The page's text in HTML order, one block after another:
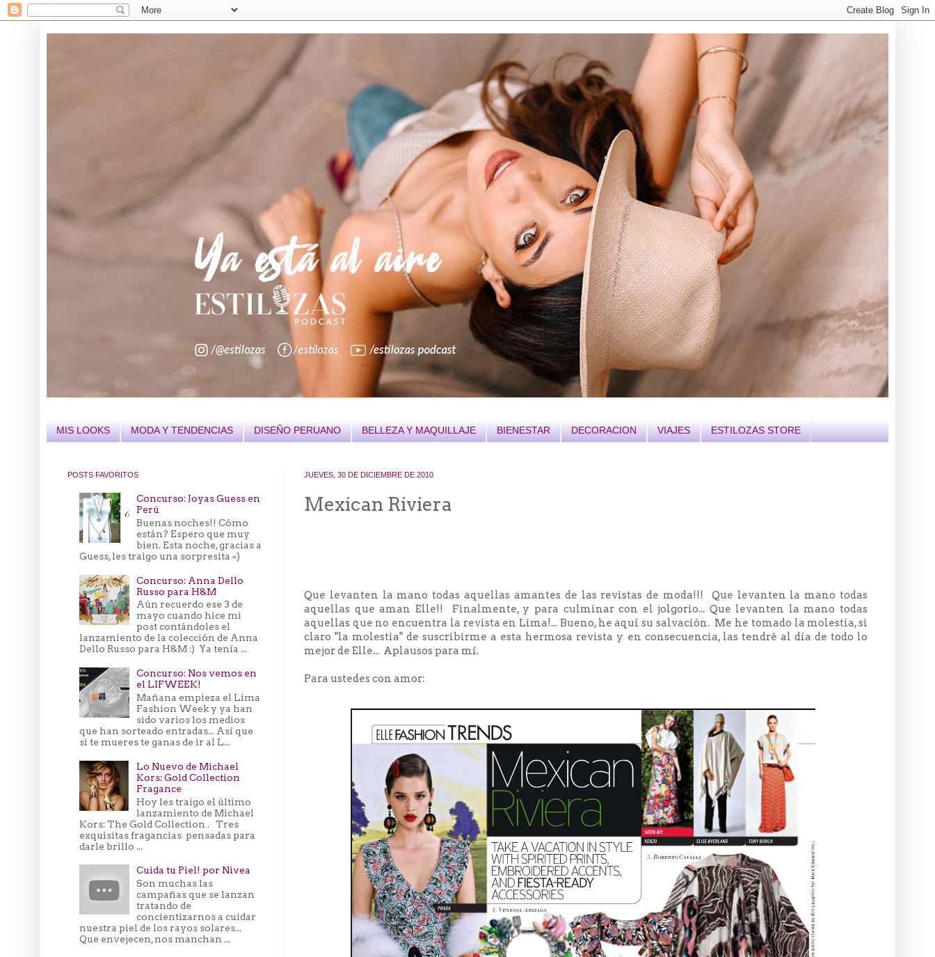
MIS LOOKS MODA Y TENDENCIAS DISEÑO PERUANO BELLEZA Y MAQUILLAJE BIENESTAR DECORACION VIAJES ESTILOZAS STORE
JUEVES, 30 DE DICIEMBRE DE 2010
Mexican Riviera
Que levanten la mano todas aquellas amantes de las revistas de moda!!! Que levanten la mano todas
aquellas que aman Elle!! Finalmente, y para culminar con el jolgorio... Que levanten la mano todas
aquellas que no encuentra la revista en Lima!... Bueno, he aquí su salvación. Me he tomado la molestia, si
claro "la molestia" de suscribirme a esta hermosa revista y en consecuencia, las tendré al día de todo lo
mejor de Elle... Aplausos para mí.
Para ustedes con amor:
POSTS FAVORITOS
Concurso: Joyas Guess en
Perú
Buenas noches!! Cómo
están? Espero que muy
bien. Esta noche, gracias a
Guess, les traigo una sorpresita =)
Concurso: Anna Dello
Russo para H&M
Aún recuerdo ese 3 de
mayo cuando hice mi
post contándoles el
lanzamiento de la colección de Anna
Dello Russo para H&M :) Ya tenía ...
Concurso: Nos vemos en
el LIFWEEK!
Mañana empieza el Lima
Fashion Week y ya han
sido varios los medios
que han sorteado entradas... Así que
si te mueres te ganas de ir al L...
Lo Nuevo de Michael
Kors: Gold Collection
Fragance
Hoy les traigo el último
lanzamiento de Michael
Kors: The Gold Collection . Tres
exquisitas fragancias pensadas para
darle brillo ...
Cuida tu Piel! por Nivea
Son muchas las
campañas que se lanzan
tratando de
concientizarnos a cuidar
nuestra piel de los rayos solares...
Que envejecen, nos manchan ...